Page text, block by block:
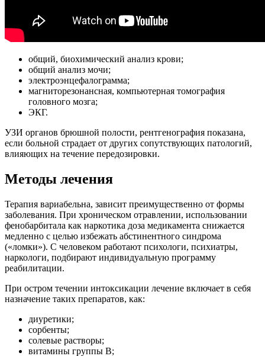
общий, биохимический анализ крови;
общий анализ мочи;
электроэнцефалограмма;
магниторезонансная, компьютерная томография
головного мозга;
ЭКГ.
УЗИ органов брюшной полости, рентгенография показана,
если больной страдает от других сопутствующих патологий,
влияющих на течение передозировки.
Методы лечения
Терапия вариабельна, зависит преимущественно от формы
заболевания. При хроническом отравлении, использовании
фенобарбитала как наркотика доза медикамента снижается
медленно с целью избежать абстинентного синдрома
(«ломки»). С человеком работают психологи, психиатры,
наркологи, подбирают индивидуальную программу
реабилитации.
При остром течении интоксикации лечение включает в себя
назначение таких препаратов, как:
диуретики;
сорбенты;
солевые растворы;
витамины группы В;